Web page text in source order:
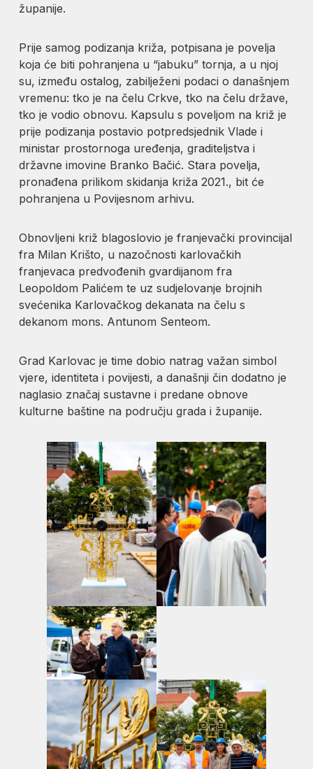
županije.
Prije samog podizanja križa, potpisana je povelja
koja će biti pohranjena u “jabuku” tornja, a u njoj
su, između ostalog, zabilježeni podaci o današnjem
vremenu: tko je na čelu Crkve, tko na čelu države,
tko je vodio obnovu. Kapsulu s poveljom na križ je
prije podizanja postavio potpredsjednik Vlade i
ministar prostornoga uređenja, graditeljstva i
državne imovine Branko Bačić. Stara povelja,
pronađena prilikom skidanja križa 2021., bit će
pohranjena u Povijesnom arhivu.
Obnovljeni križ blagoslovio je franjevački provincijal
fra Milan Krišto, u nazočnosti karlovačkih
franjevaca predvođenih gvardijanom fra
Leopoldom Palićem te uz sudjelovanje brojnih
svećenika Karlovačkog dekanata na čelu s
dekanom mons. Antunom Senteom.
Grad Karlovac je time dobio natrag važan simbol
vjere, identiteta i povijesti, a današnji čin dodatno je
naglasio značaj sustavne i predane obnove
kulturne baštine na području grada i županije.